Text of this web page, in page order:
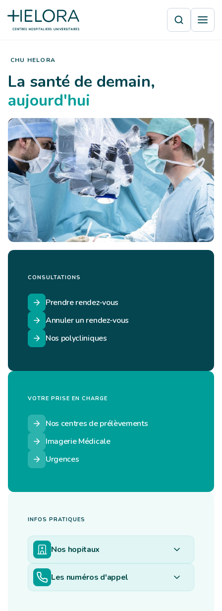
CHU HELORA
La santé de demain,
aujourd'hui
CONSULTATIONS
Prendre rendez-vous
Annuler un rendez-vous
Nos polycliniques
VOTRE PRISE EN CHARGE
Nos centres de prélèvements
Imagerie Médicale
Urgences
INFOS PRATIQUES
Nos hopitaux
Les numéros d'appel